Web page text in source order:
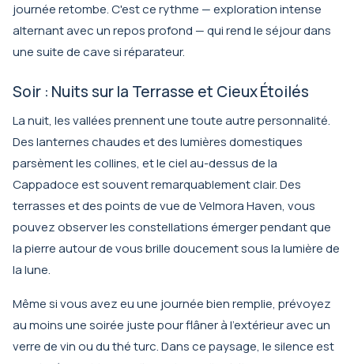
journée retombe. C'est ce rythme — exploration intense
alternant avec un repos profond — qui rend le séjour dans
une suite de cave si réparateur.
Soir : Nuits sur la Terrasse et Cieux Étoilés
La nuit, les vallées prennent une toute autre personnalité.
Des lanternes chaudes et des lumières domestiques
parsèment les collines, et le ciel au-dessus de la
Cappadoce est souvent remarquablement clair. Des
terrasses et des points de vue de Velmora Haven, vous
pouvez observer les constellations émerger pendant que
la pierre autour de vous brille doucement sous la lumière de
la lune.
Même si vous avez eu une journée bien remplie, prévoyez
au moins une soirée juste pour flâner à l'extérieur avec un
verre de vin ou du thé turc. Dans ce paysage, le silence est